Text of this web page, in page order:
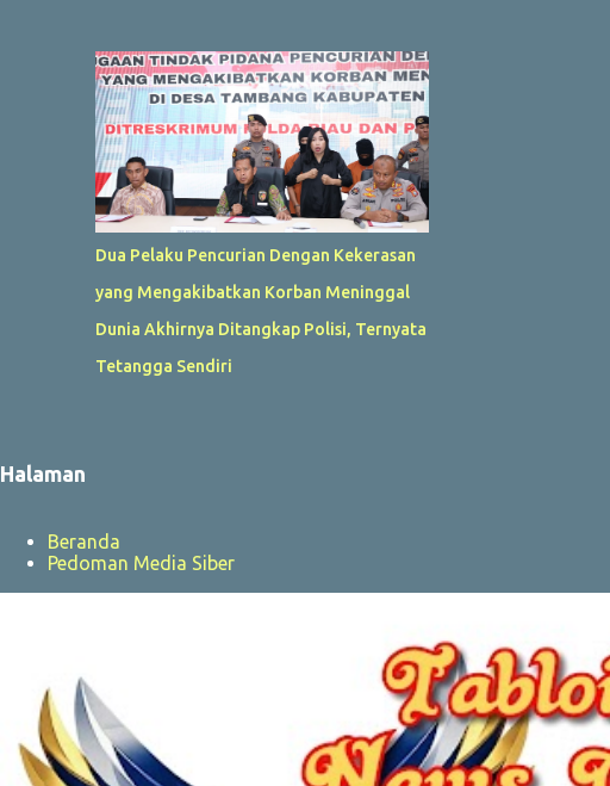
Dua Pelaku Pencurian Dengan Kekerasan
yang Mengakibatkan Korban Meninggal
Dunia Akhirnya Ditangkap Polisi, Ternyata
Tetangga Sendiri
Halaman
Beranda
Pedoman Media Siber